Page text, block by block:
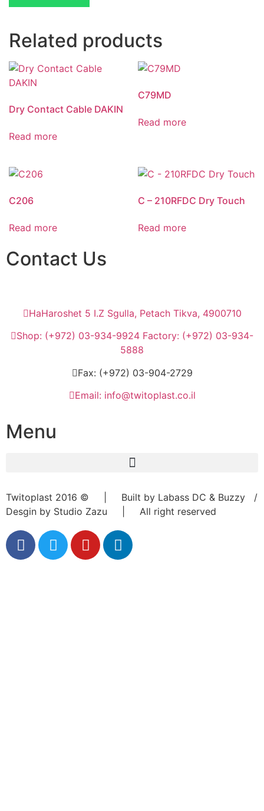
Related products
Dry Contact Cable DAKIN
Read more
C79MD
Read more
C206
Read more
C – 210RFDC Dry Touch
Read more
Contact Us
HaHaroshet 5 I.Z Sgulla, Petach Tikva, 4900710
Shop: (+972) 03-934-9924 Factory: (+972) 03-934-
5888
Fax: (+972) 03-904-2729
Email: info@twitoplast.co.il
Menu
Twitoplast 2016 © | Built by Labass DC & Buzzy /
Desgin by Studio Zazu | All right reserved